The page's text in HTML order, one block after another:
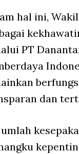
hal ini,
PT
dan